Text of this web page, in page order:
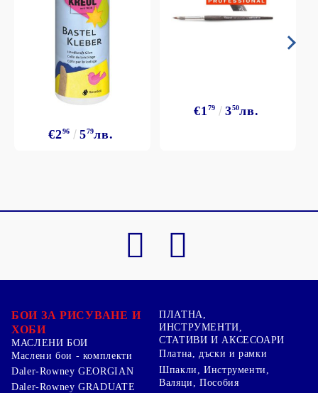
€296 579лв.
€1 79 350лв.
БОИ ЗА РИСУВАНЕ И
ХОБИ
МАСЛЕНИ БОИ
Маслени бои - комплекти
Daler-Rowney GEORGIAN
Daler-Rowney GRADUATE
ПЛАТНА,
ИНСТРУМЕНТИ,
СТАТИВИ И АКСЕСОАРИ
Платна, дъски и рамки
Шпакли, Инструменти,
Валяци, Пособия